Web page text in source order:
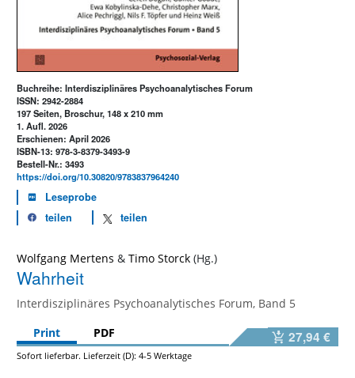
Buchreihe: Interdisziplinäres Psychoanalytisches Forum
ISSN: 2942-2884
197 Seiten, Broschur, 148 x 210 mm
1. Aufl. 2026
Erschienen: April 2026
ISBN-13: 978-3-8379-3493-9
Bestell-Nr.: 3493
https://doi.org/10.30820/9783837964240
Leseprobe
teilen
teilen
Wolfgang Mertens & Timo Storck
Wahrheit
Interdisziplinäres Psychoanalytisches Forum, Band 5
Print
PDF 27,94 €
Sofort lieferbar. Lieferzeit (D): 4-5 Werktage